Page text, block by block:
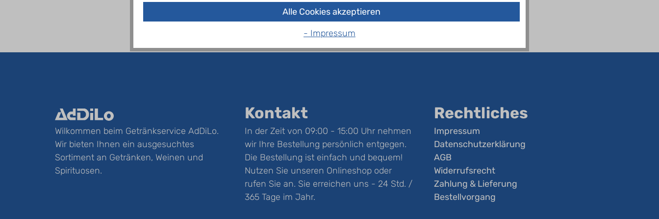
Wilkommen beim Getränkservice AdDiLo.
Wir bieten Ihnen ein ausgesuchtes
Sortiment an Getränken, Weinen und
Spirituosen.
Kontakt
In der Zeit von 09:00 - 15:00 Uhr nehmen
wir Ihre Bestellung persönlich entgegen.
Die Bestellung ist einfach und bequem!
Nutzen Sie unseren Onlineshop oder
rufen Sie an. Sie erreichen uns - 24 Std. /
365 Tage im Jahr.
Rechtliches
Impressum
Datenschutzerklärung
AGB
Widerrufsrecht
Zahlung & Lieferung
Bestellvorgang
Alle Cookies akzeptieren
- Impressum